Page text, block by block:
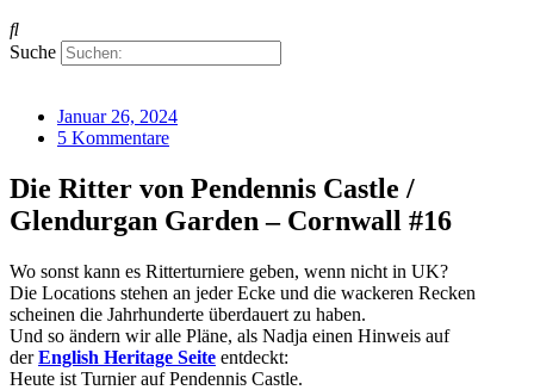
Suche
Januar 26, 2024
5 Kommentare
Die Ritter von Pendennis Castle /
Glendurgan Garden – Cornwall #16
Wo sonst kann es Ritterturniere geben, wenn nicht in UK?
Die Locations stehen an jeder Ecke und die wackeren Recken
scheinen die Jahrhunderte überdauert zu haben.
Und so ändern wir alle Pläne, als Nadja einen Hinweis auf
derEnglish Heritage Seite entdeckt:
Heute ist Turnier auf Pendennis Castle.